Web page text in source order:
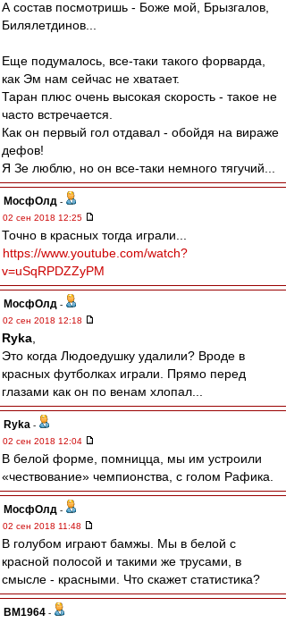
А состав посмотришь - Боже мой, Брызгалов,
Билялетдинов...
Еще подумалось, все-таки такого форварда,
как Эм нам сейчас не хватает.
Таран плюс очень высокая скорость - такое не
часто встречается.
Как он первый гол отдавал - обойдя на вираже
дефов!
Я Зе люблю, но он все-таки немного тягучий...
МосфОлд -
02 сен 2018 12:25
Точно в красных тогда играли...
https://www.youtube.com/watch?
v=uSqRPDZZyPM
МосфОлд -
02 сен 2018 12:18
Ryka
Это когда Людоедушку удалили? Вроде в
красных футболках играли. Прямо перед
глазами как он по венам хлопал...
Ryka -
02 сен 2018 12:04
В белой форме, помницца, мы им устроили
«чествование» чемпионства, с голом Рафика.
МосфОлд -
02 сен 2018 11:48
В голубом играют бамжы. Мы в белой с
красной полосой и такими же трусами, в
смысле - красными. Что скажет статистика?
BM1964 -